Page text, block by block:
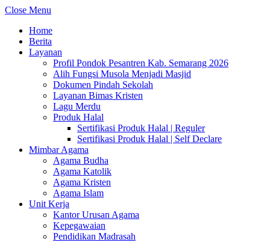
Close Menu
Home
Berita
Layanan
Profil Pondok Pesantren Kab. Semarang 2026
Alih Fungsi Musola Menjadi Masjid
Dokumen Pindah Sekolah
Layanan Bimas Kristen
Lagu Merdu
Produk Halal
Sertifikasi Produk Halal | Reguler
Sertifikasi Produk Halal | Self Declare
Mimbar Agama
Agama Budha
Agama Katolik
Agama Kristen
Agama Islam
Unit Kerja
Kantor Urusan Agama
Kepegawaian
Pendidikan Madrasah